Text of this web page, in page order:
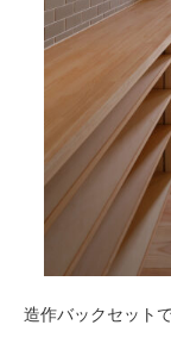
造作バックセット